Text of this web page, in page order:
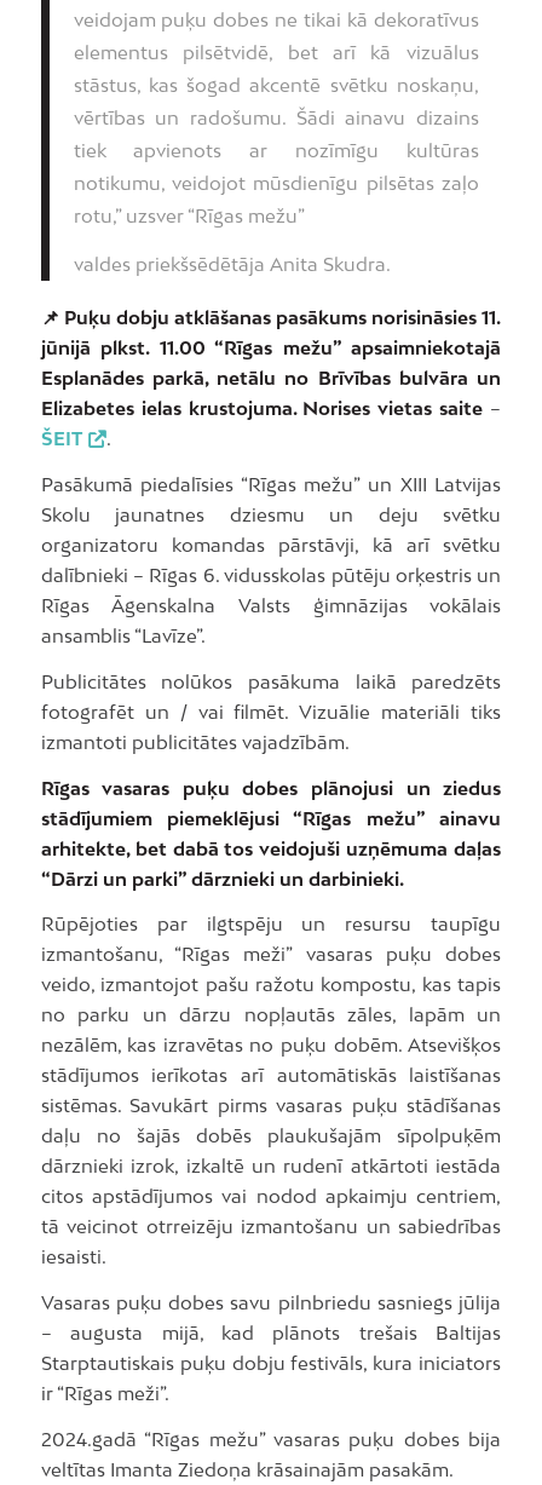
veidojam puķu dobes ne tikai kā dekoratīvus
elementus pilsētvidē, bet arī kā vizuālus
stāstus, kas šogad akcentē svētku noskaņu,
vērtības un radošumu. Šādi ainavu dizains
tiek apvienots ar nozīmīgu kultūras
notikumu, veidojot mūsdienīgu pilsētas zaļo
rotu,” uzsver “Rīgas mežu”
valdes priekšsēdētāja Anita Skudra.
📌 Puķu dobju atklāšanas pasākums norisināsies 11.
jūnijā plkst. 11.00 “Rīgas mežu” apsaimniekotajā
Esplanādes parkā, netālu no Brīvības bulvāra un
Elizabetes ielas krustojuma. Norises vietas saite –
ŠEIT
.
Pasākumā piedalīsies “Rīgas mežu” un XIII Latvijas
Skolu jaunatnes dziesmu un deju svētku
organizatoru komandas pārstāvji, kā arī svētku
dalībnieki – Rīgas 6. vidusskolas pūtēju orķestris un
Rīgas Āgenskalna Valsts ģimnāzijas vokālais
ansamblis “Lavīze”.
Publicitātes nolūkos pasākuma laikā paredzēts
fotografēt un / vai filmēt. Vizuālie materiāli tiks
izmantoti publicitātes vajadzībām.
Rīgas vasaras puķu dobes plānojusi un ziedus
stādījumiem piemeklējusi “Rīgas mežu” ainavu
arhitekte, bet dabā tos veidojuši uzņēmuma daļas
“Dārzi un parki” dārznieki un darbinieki.
Rūpējoties par ilgtspēju un resursu taupīgu
izmantošanu, “Rīgas meži” vasaras puķu dobes
veido, izmantojot pašu ražotu kompostu, kas tapis
no parku un dārzu nopļautās zāles, lapām un
nezālēm, kas izravētas no puķu dobēm. Atsevišķos
stādījumos ierīkotas arī automātiskās laistīšanas
sistēmas. Savukārt pirms vasaras puķu stādīšanas
daļu no šajās dobēs plaukušajām sīpolpuķēm
dārznieki izrok, izkaltē un rudenī atkārtoti iestāda
citos apstādījumos vai nodod apkaimju centriem,
tā veicinot otrreizēju izmantošanu un sabiedrības
iesaisti.
Vasaras puķu dobes savu pilnbriedu sasniegs jūlija
– augusta mijā, kad plānots trešais Baltijas
Starptautiskais puķu dobju festivāls, kura iniciators
ir “Rīgas meži”.
2024.gadā “Rīgas mežu” vasaras puķu dobes bija
veltītas Imanta Ziedoņa krāsainajām pasakām.